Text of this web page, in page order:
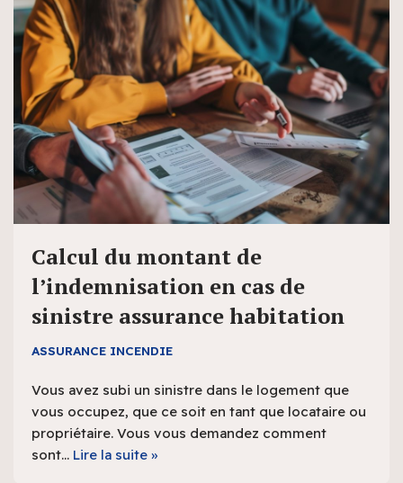
Calcul du montant de
l’indemnisation en cas de
sinistre assurance habitation
ASSURANCE INCENDIE
Vous avez subi un sinistre dans le logement que
vous occupez, que ce soit en tant que locataire ou
propriétaire. Vous vous demandez comment
sont… Lire la suite »